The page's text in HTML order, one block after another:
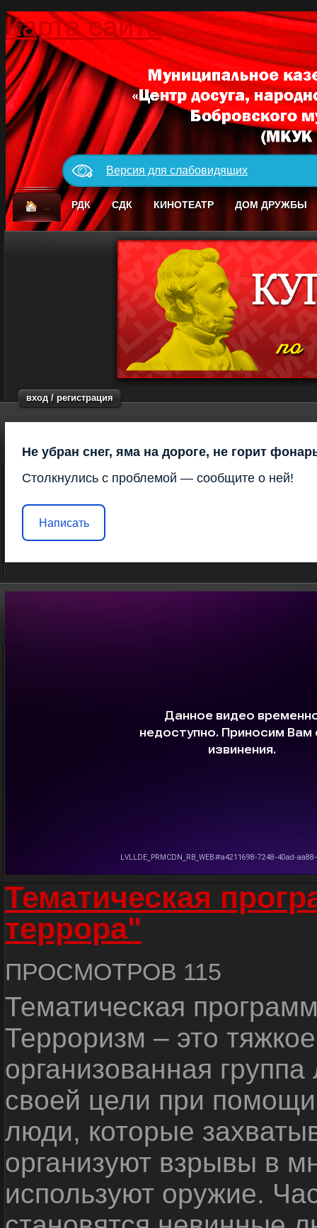
Карта сайта
Версия для слабовидящих
РДК СДК КИНОТЕАТР ДОМ ДРУЖБЫ
вход / регистрация
Не убран снег, яма на дороге, не горит
Столкнулись с проблемой — сообщите о ней!
Написать
Тематическая
террора"
ПРОСМОТРОВ 115
Тематическая
Терроризм – это
организованная
своей цели при
люди, которые
организуют взрывы в
используют оружие.